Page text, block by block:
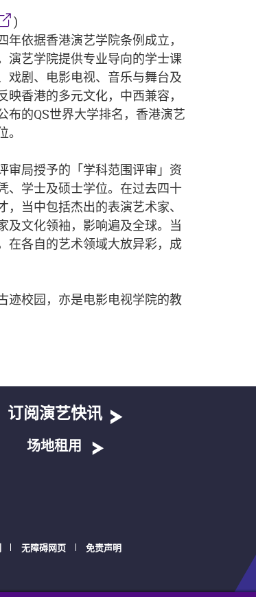
)
依据香港演艺学院条例成立，
演艺学院提供专业导向的学士课
戏剧、电影电视、音乐与舞台及
香港的多元文化，中西兼容，
布的QS世界大学排名，香港演艺
审局授予的「学科范围评审」资
、学士及硕士学位。在过去四十
当中包括杰出的表演艺术家、
及文化领袖，影响遍及全球。当
在各自的艺术领域大放异彩，成
迹校园，亦是电影电视学院的教
订阅演艺快讯
场地租用
无障碍网页 免责声明